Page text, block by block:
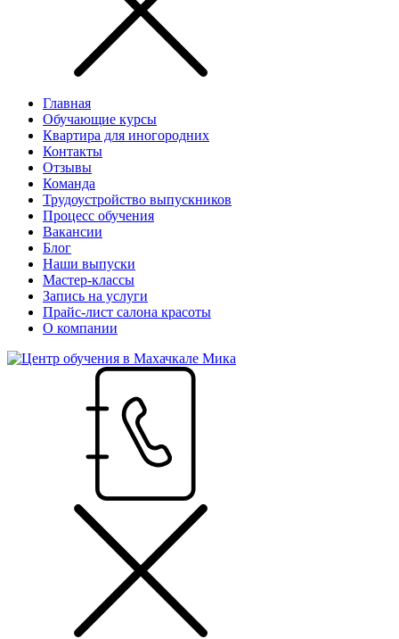
Главная
Обучающие курсы
Квартира для иногородних
Контакты
Отзывы
Команда
Трудоустройство выпускников
Процесс обучения
Вакансии
Блог
Наши выпуски
Мастер-классы
Запись на услуги
Прайс-лист салона красоты
О компании